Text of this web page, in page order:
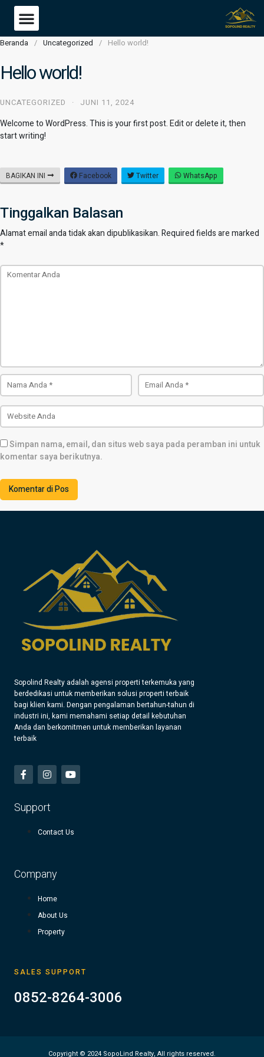
Beranda Uncategorized Hello world!
Hello world!
UNCATEGORIZED · JUNI 11, 2024
Welcome to WordPress. This is your first post. Edit or delete it, then
start writing!
BAGIKAN INI Facebook Twitter WhatsApp
Tinggalkan Balasan
Alamat email anda tidak akan dipublikasikan.Required fields are marked
*
Simpan nama, email, dan situs web saya pada peramban ini untuk
komentar saya berikutnya.
Sopolind Realty adalah agensi properti terkemuka yang
berdedikasi untuk memberikan solusi properti terbaik
bagi klien kami. Dengan pengalaman bertahun-tahun di
industri ini, kami memahami setiap detail kebutuhan
Anda dan berkomitmen untuk memberikan layanan
terbaik
Support
Contact Us
Company
Home
About Us
Property
SALES SUPPORT
0852-8264-3006
Copyright © 2024 SopoLind Realty, All rights reserved.